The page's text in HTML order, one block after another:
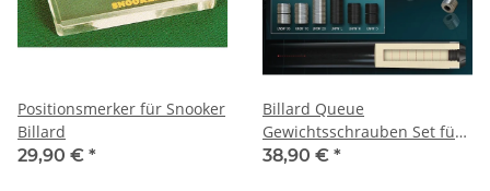
Positionsmerker für Snooker
Billard
29,90 € *
Billard Queue
Gewichtsschrauben Set für
Universal Queues
38,90 € *